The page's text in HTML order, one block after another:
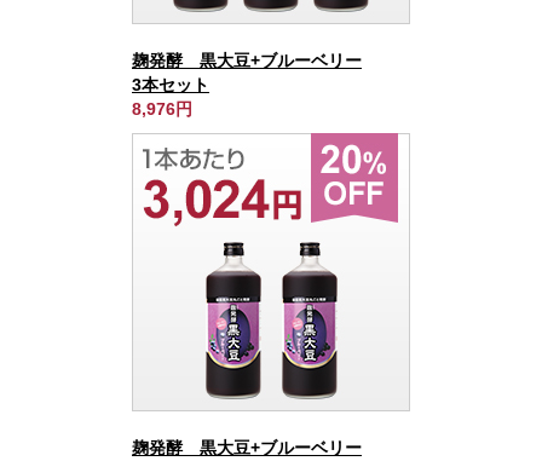
麹発酵 黒大豆+ブルーベリー
3本セット
8,976円
麹発酵 黒大豆+ブルーベリー